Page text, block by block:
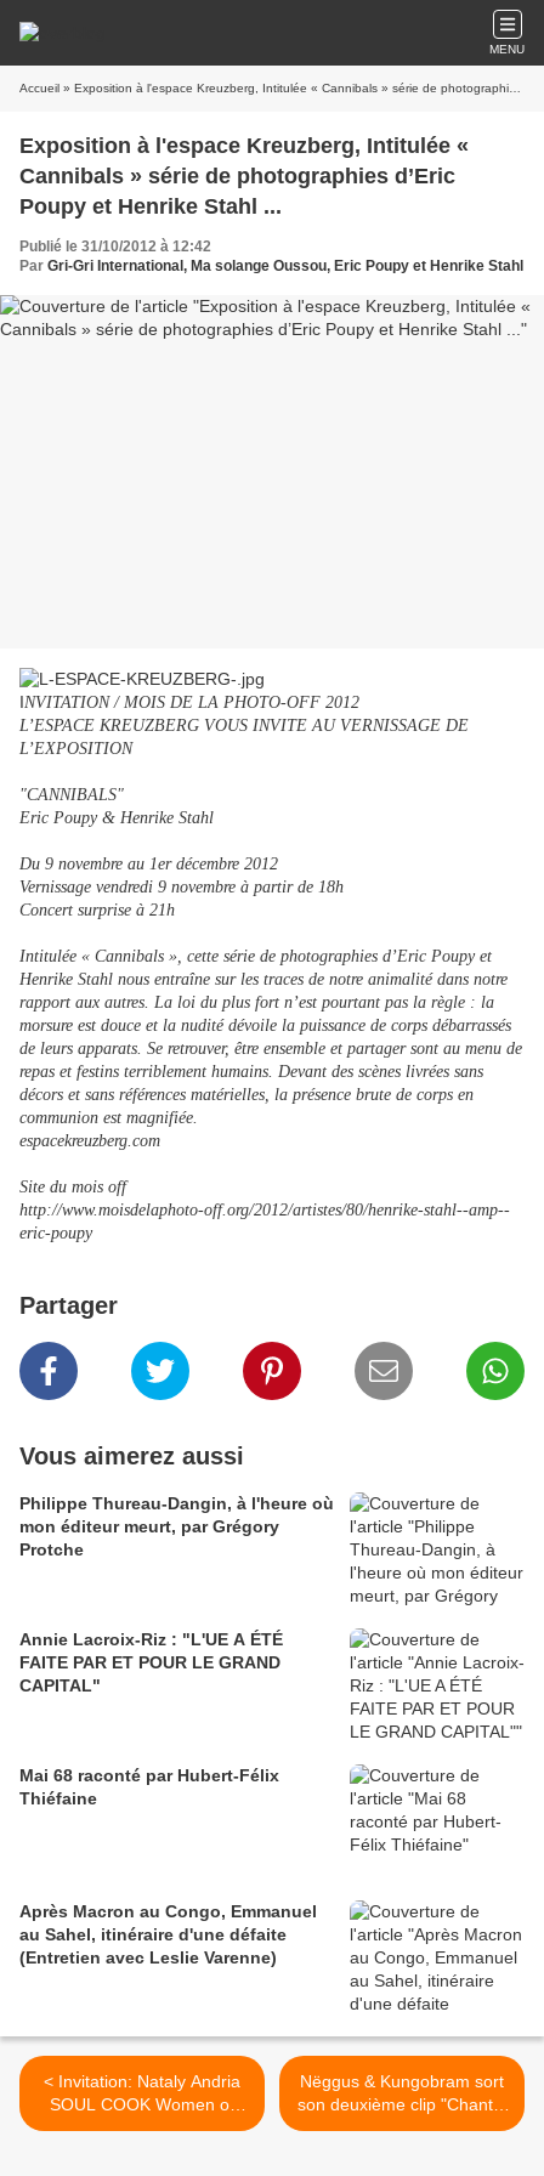
MENU
Accueil » Exposition à l'espace Kreuzberg, Intitulée « Cannibals » série de photographies d’Eric Poupy et Henrike Stahl ...
Exposition à l'espace Kreuzberg, Intitulée «
Cannibals » série de photographies d’Eric
Poupy et Henrike Stahl ...
Publié le 31/10/2012 à 12:42
Par Gri-Gri International, Ma solange Oussou, Eric Poupy et Henrike Stahl
INVITATION / MOIS DE LA PHOTO-OFF 2012
L’ESPACE KREUZBERG VOUS INVITE AU VERNISSAGE DE
L’EXPOSITION
"CANNIBALS"
Eric Poupy & Henrike Stahl
Du 9 novembre au 1er décembre 2012
Vernissage vendredi 9 novembre à partir de 18h
Concert surprise à 21h
Intitulée « Cannibals », cette série de photographies d’Eric Poupy et
Henrike Stahl nous entraîne sur les traces de notre animalité dans notre
rapport aux autres. La loi du plus fort n’est pourtant pas la règle : la
morsure est douce et la nudité dévoile la puissance de corps débarrassés
de leurs apparats. Se retrouver, être ensemble et partager sont au menu de
repas et festins terriblement humains. Devant des scènes livrées sans
décors et sans références matérielles, la présence brute de corps en
communion est magnifiée.
espacekreuzberg.com
Site du mois off
http://www.moisdelaphoto-off.org/2012/artistes/80/henrike-stahl--amp--
eric-poupy
Partager
Vous aimerez aussi
Philippe Thureau-Dangin, à l'heure où
mon éditeur meurt, par Grégory
Protche
Annie Lacroix-Riz : "L'UE A ÉTÉ
FAITE PAR ET POUR LE GRAND
CAPITAL"
Mai 68 raconté par Hubert-Félix
Thiéfaine
Après Macron au Congo, Emmanuel
au Sahel, itinéraire d'une défaite
(Entretien avec Leslie Varenne)
< Invitation: Nataly Andria
SOUL COOK Women of
Song vendredi 7 novembre
Nëggus & Kungobram sort
son deuxième clip "Chants,
Sueur et Larmes" >